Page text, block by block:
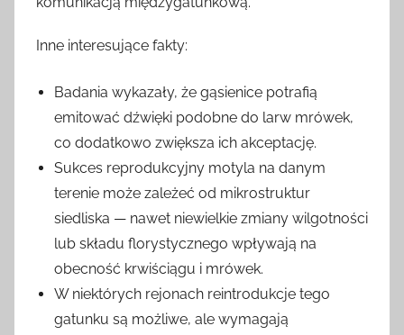
Inne interesujące fakty:
Badania wykazały, że gąsienice potrafią
emitować dźwięki podobne do larw mrówek,
co dodatkowo zwiększa ich akceptację.
Sukces reprodukcyjny motyla na danym
terenie może zależeć od mikrostruktur
siedliska — nawet niewielkie zmiany wilgotności
lub składu florystycznego wpływają na
obecność krwiściągu i mrówek.
W niektórych rejonach reintrodukcje tego
gatunku są możliwe, ale wymagają